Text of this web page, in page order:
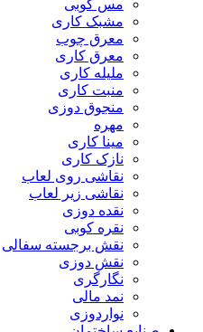
مس کوبی
مشبک کاری
معرق چوب
معرق کاری
مليله کاری
منبت کاری
منجوق دوزی
مهره
مینا کاری
نازک کاری
نقاشی روی لعاب
نقاشی زیر لعاب
نقده دوزی
نقره کوبی
نقش برجسته سفالی
نقش دوزی
نگارگری
نمد مالی
نواردوزی